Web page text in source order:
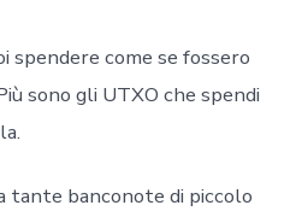
spendere come se fossero
sono gli UTXO che spendi
tante banconote di piccolo